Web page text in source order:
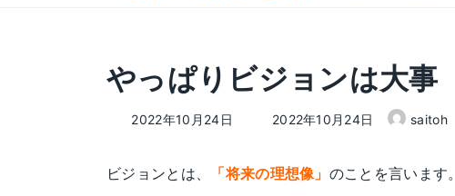
やっぱりビジョンは大事
2022年10月24日
最
新
2022年10月24日 saitoh
ビジョンとは、 「将来の理想像」 のことを言います。